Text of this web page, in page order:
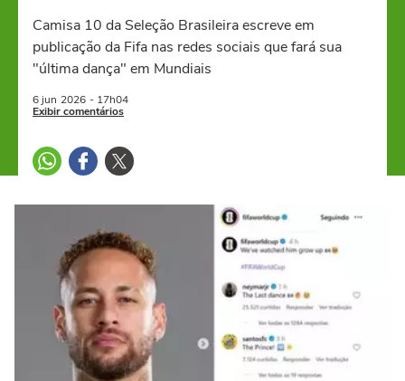
Camisa 10 da Seleção Brasileira escreve em
publicação da Fifa nas redes sociais que fará sua
"última dança" em Mundiais
6 jun 2026 - 17h04
Exibir comentários